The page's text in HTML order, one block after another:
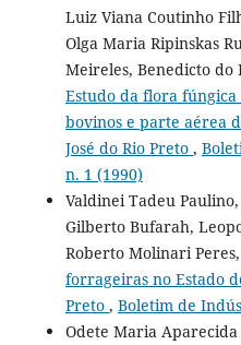
Luiz Viana Coutinho
Olga Maria Ripinskas
Meireles, Benedicto do
Estudo da flora
bovinos e parte aérea
José do Rio Preto ,
n. 1 (1990)
Valdinei Tadeu
Gilberto Bufarah,
Roberto Molinari Peres,
forrageiras no Estado
Preto , Boletim de
Odete Maria